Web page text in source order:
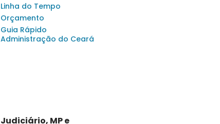
Linha do Tempo
Orçamento
Guia Rápido
Administração do Ceará
Judiciário, MP e